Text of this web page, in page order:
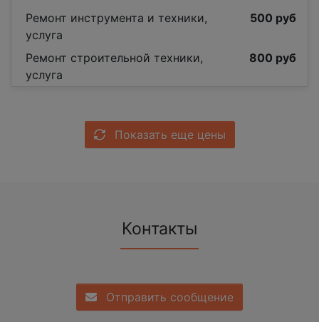
Ремонт инструмента и техники,
услуга
500 руб
Ремонт строительной техники,
услуга
800 руб
Показать еще цены
Контакты
Отправить сообщение